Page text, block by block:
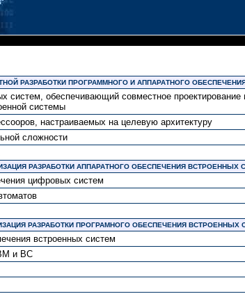
РАЗРАБОТКИ ПРОГРАММНОГО И АППАРАТНОГО
систем, обеспечивающий совместное
системы
настраиваемых на целевую архитектуру
сложности
РАЗРАБОТКИ АППАРАТНОГО ОБЕСПЕЧЕНИЯ ВСТРОЕННЫХ
цифровых систем
РАЗРАБОТКИ ПРОГРАМНОГО ОБЕСПЕЧЕНИЯ ВСТРОЕННЫХ
встроенных систем
ВМ и ВС